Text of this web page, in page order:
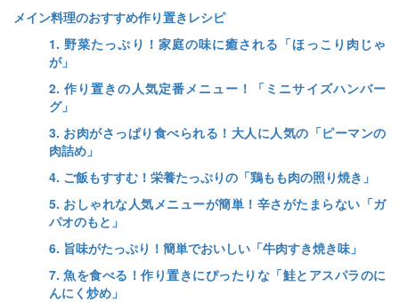
メイン料理のおすすめ作り置きレシピ
1. 野菜たっぷり！家庭の味に癒される「ほっこり肉じゃ
が」
2. 作り置きの人気定番メニュー！「ミニサイズハンバー
グ」
3. お肉がさっぱり食べられる！大人に人気の「ピーマンの
肉詰め」
4. ご飯もすすむ！栄養たっぷりの「鶏もも肉の照り焼き」
5. おしゃれな人気メニューが簡単！辛さがたまらない「ガ
パオのもと」
6. 旨味がたっぷり！簡単でおいしい「牛肉すき焼き味」
7. 魚を食べる！作り置きにぴったりな「鮭とアスパラのに
んにく炒め」